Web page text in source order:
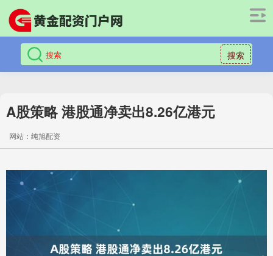
搜索
A股策略 港股通净卖出8.26亿港元
网站：纯旭配资